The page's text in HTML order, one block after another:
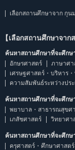
เลือกสถานศึกษาจาก กุน
【เลือกสถานศึกษาจาก
ค้นหาสถานศึกษาที่จะศึกษ
อักษรศาสตร์
ภาษาศา
เศรษฐศาสตร์・บริหาร
ความสัมพันธ์ระหว่างปร
ค้นหาสถานศึกษาที่จะศึกษ
พยาบาล・สาธารณสุขศ
เภสัชศาสตร์
วิทยาศา
ค้นหาสถานศึกษาที่จะศึกษ
ครุศาสตร์・ศึกษาศาสตร์